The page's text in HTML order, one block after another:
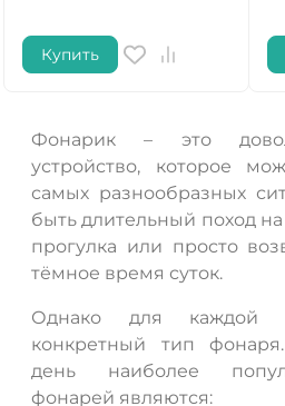
Купить
Фонарик – это
устройство, которое
самых разнообразных
быть длительный поход
прогулка или просто
тёмное время суток.
Однако для каждой
конкретный тип
день наиболее
фонарей являются: